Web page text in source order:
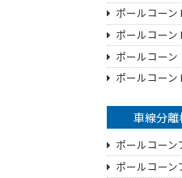
ポールコーン
ポールコーン
ポールコーン
ポールコーン
車線分離
ポールコーン
ポールコーン